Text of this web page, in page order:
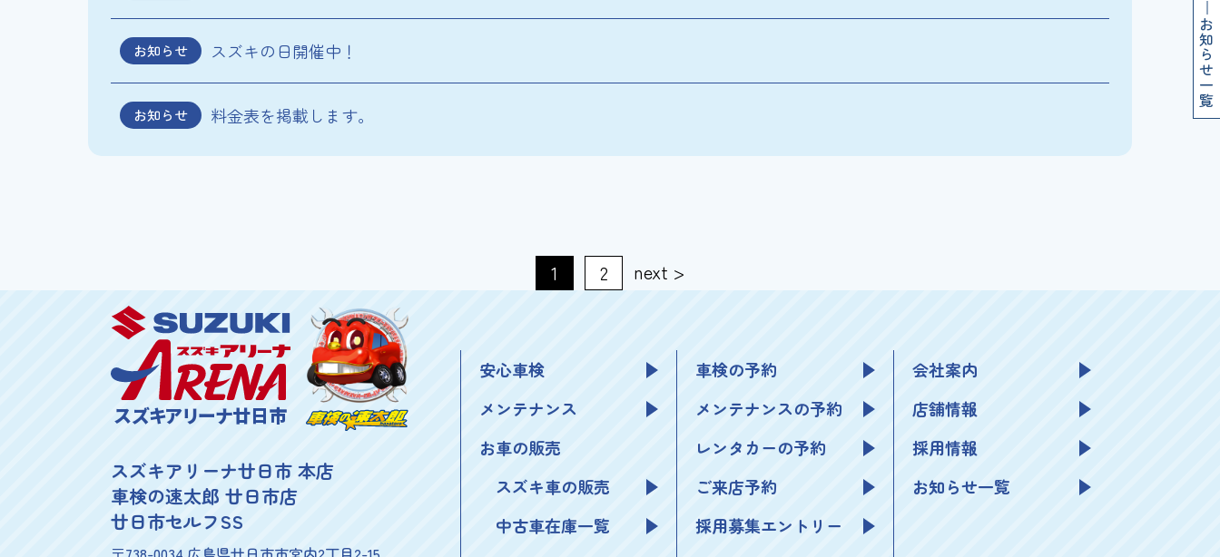
お知らせ一覧
お知らせ スズキの日開催中！
お知らせ 料金表を掲載します。
1 2 next >
スズキアリーナ廿日市
スズキアリーナ廿日市 本店
車検の速太郎 廿日市店
廿日市セルフSS
安心車検
メンテナンス
お車の販売
スズキ車の販売
中古車在庫一覧
車検の予約
メンテナンスの予約
レンタカーの予約
ご来店予約
採用募集エントリー
会社案内
店舗情報
採用情報
お知らせ一覧